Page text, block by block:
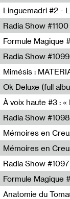
Revue Les
Linguemadri #2 -
Meris Angioletti
radio x
Formule Magique
Nathalie
TEAFM
Francesco
À voix haute #3 : «
Radio Orange 94.0
Sophie Auger-
Sophie Auger-
Radia Show
Formule Magique
Nathalie